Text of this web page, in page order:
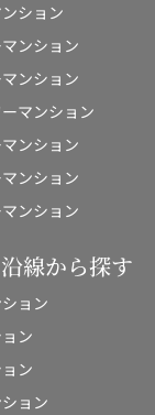
ション
ンション
ンション
マンション
ンション
ンション
ンション
線から探す
ョン
ン
ン
ョン